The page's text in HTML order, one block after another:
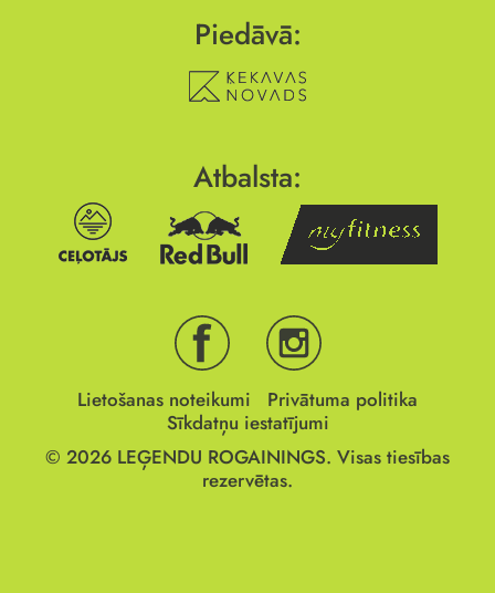
Piedāvā:
Atbalsta:
Lietošanas noteikumi
Privātuma politika
Sīkdatņu iestatījumi
© 2026 LEĢENDU ROGAININGS. Visas tiesības
rezervētas.